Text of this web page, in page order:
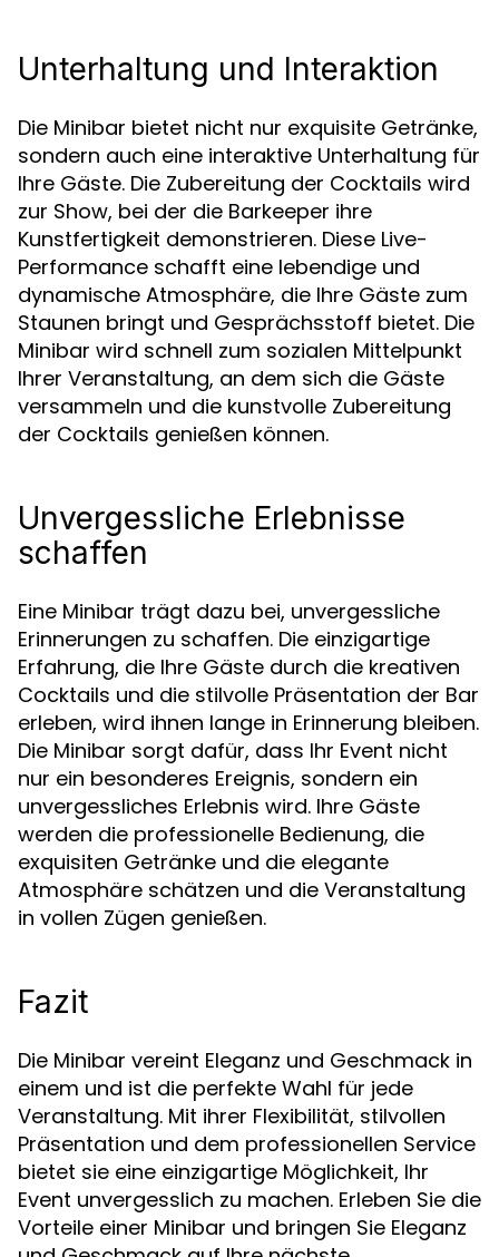
Unterhaltung und Interaktion
Die Minibar bietet nicht nur exquisite Getränke,
sondern auch eine interaktive Unterhaltung für
Ihre Gäste. Die Zubereitung der Cocktails wird
zur Show, bei der die Barkeeper ihre
Kunstfertigkeit demonstrieren. Diese Live-
Performance schafft eine lebendige und
dynamische Atmosphäre, die Ihre Gäste zum
Staunen bringt und Gesprächsstoff bietet. Die
Minibar wird schnell zum sozialen Mittelpunkt
Ihrer Veranstaltung, an dem sich die Gäste
versammeln und die kunstvolle Zubereitung
der Cocktails genießen können.
Unvergessliche Erlebnisse
schaffen
Eine Minibar trägt dazu bei, unvergessliche
Erinnerungen zu schaffen. Die einzigartige
Erfahrung, die Ihre Gäste durch die kreativen
Cocktails und die stilvolle Präsentation der Bar
erleben, wird ihnen lange in Erinnerung bleiben.
Die Minibar sorgt dafür, dass Ihr Event nicht
nur ein besonderes Ereignis, sondern ein
unvergessliches Erlebnis wird. Ihre Gäste
werden die professionelle Bedienung, die
exquisiten Getränke und die elegante
Atmosphäre schätzen und die Veranstaltung
in vollen Zügen genießen.
Fazit
Die Minibar vereint Eleganz und Geschmack in
einem und ist die perfekte Wahl für jede
Veranstaltung. Mit ihrer Flexibilität, stilvollen
Präsentation und dem professionellen Service
bietet sie eine einzigartige Möglichkeit, Ihr
Event unvergesslich zu machen. Erleben Sie die
Vorteile einer Minibar und bringen Sie Eleganz